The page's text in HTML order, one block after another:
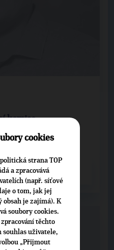
komise
- Pardubice
cookies
strana TOP
a zpracovává
(např. síťové
o tom, jak jej
obsah je zajímá). K
soubory cookies.
těchto
souhlas uživatele,
„Přijmout